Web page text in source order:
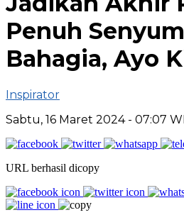
Penuh
Bahagia, Ayo
Inspirator
Sabtu, 16 Maret 2024 - 07:07
URL berhasil dicopy